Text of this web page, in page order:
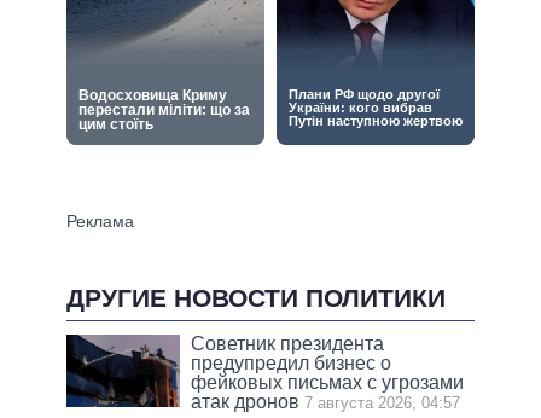
ДРУГИЕ НОВОСТИ ПОЛИТИКИ
Советник президента
предупредил бизнес о
фейковых письмах с угрозами
атак дронов 7 августа 2026, 04:57